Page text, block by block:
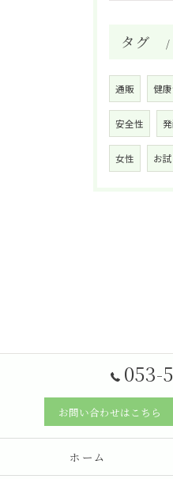
タグ
通販 健
安全性
女性 お
053-
お問い合わせはこちら
ホーム